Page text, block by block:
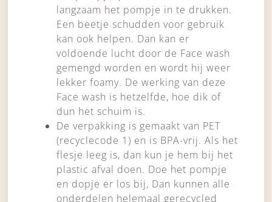
langzaam het pompje in te drukken.
Een beetje schudden voor gebruik
kan ook helpen. Dan kan er
voldoende lucht door de Face wash
gemengd worden en wordt hij weer
lekker foamy. De werking van deze
Face wash is hetzelfde, hoe dik of
dun het schuim is.
De verpakking is gemaakt van PET
(recyclecode 1) en is BPA-vrij. Als het
flesje leeg is, dan kun je hem bij het
plastic afval doen. Doe het pompje
en dopje er los bij, Dan kunnen alle
onderdelen helemaal gerecycled